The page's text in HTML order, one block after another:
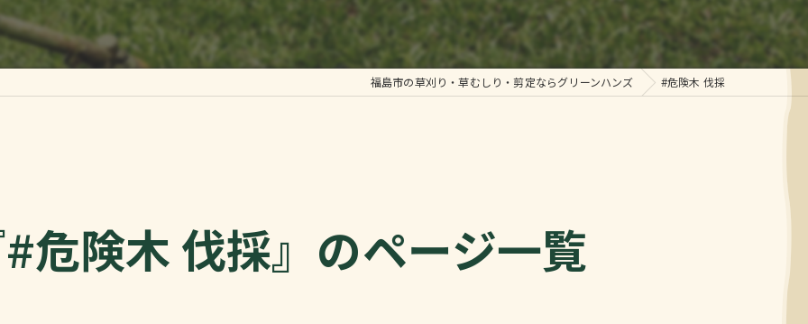
福島市の草刈り・草むしり・剪定ならグリーンハンズ #危険木 伐採
危険木 伐採』のページ一覧